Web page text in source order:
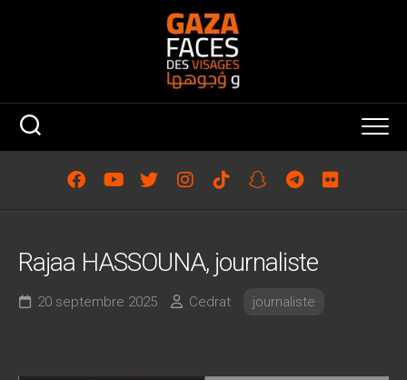
Rajaa HASSOUNA, journaliste
20 septembre 2025 Cedrat journaliste